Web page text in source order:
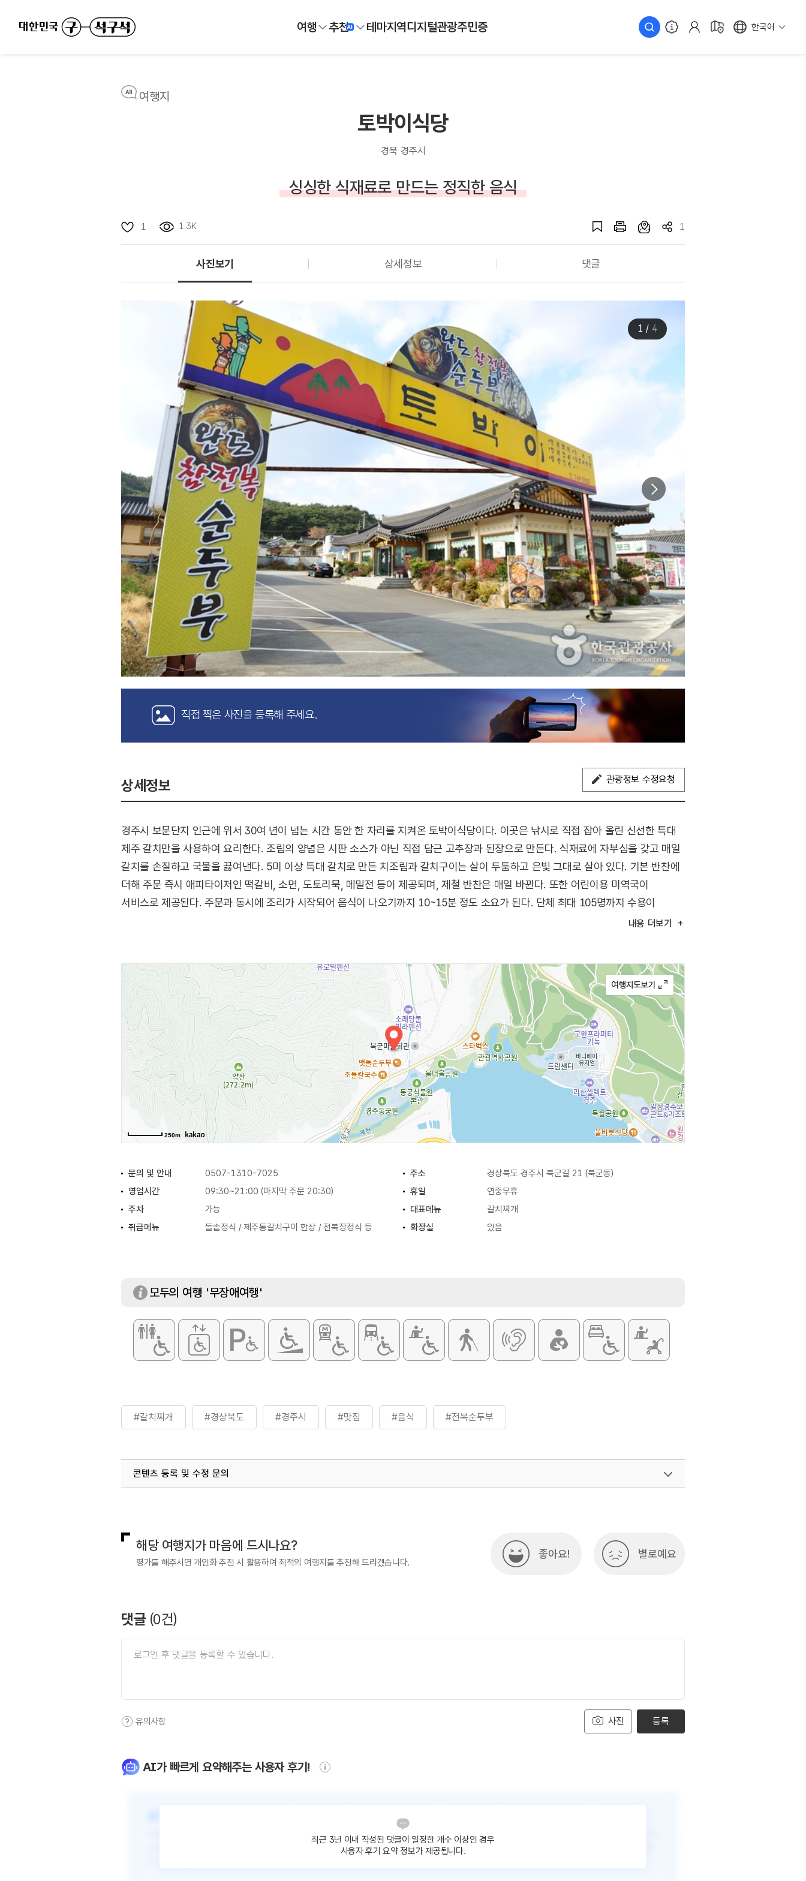
여행 추천 테마지역디지털관광주민증 한국어
여행지
토박이식당
경북 경주시
싱싱한 식재료로 만드는 정직한 음식
1 1.3K 1
사진보기 상세정보 댓글
1 / 4
직접 찍은 사진을 등록해 주세요.
상세정보 관광정보 수정요청
경주시 보문단지 인근에 위서 30여 년이 넘는 시간 동안 한 자리를 지켜온 토박이식당이다. 이곳은 낚시로 직접 잡아 올린 신선한 특대
제주 갈치만을 사용하여 요리한다. 조림의 양념은 시판 소스가 아닌 직접 담근 고추장과 된장으로 만든다. 식재료에 자부심을 갖고 매일
갈치를 손질하고 국물을 끓여낸다. 5미 이상 특대 갈치로 만든 치조림과 갈치구이는 살이 두툼하고 은빛 그대로 살아 있다. 기본 반찬에
더해 주문 즉시 애피타이저인 떡갈비, 소면, 도토리묵, 메밀전 등이 제공되며, 제철 반찬은 매일 바뀐다. 또한 어린이용 미역국이
서비스로 제공된다. 주문과 동시에 조리가 시작되어 음식이 나오기까지 10~15분 정도 소요가 된다. 단체 최대 105명까지 수용이
내용 더보기
250m
문의 및 안내 0507-1310-7025 주소
경상북도 경주시 북군길 21 (북군동)
영업시간
09:30~21:00 (마지막 주문 20:30) 휴일
연중무휴
주차
가능 대표메뉴
갈치찌개
취급메뉴
돌솥정식 / 제주통갈치구이 한상 / 전복장정식 등 화장실 있음
모두의 여행 '무장애여행'
#갈치찌개 #경상북도 #경주시 #맛집 #음식 #전복순두부
콘텐츠 등록 및 수정 문의
해당 여행지가 마음에 드시나요?
평가를 해주시면 개인화 추천 시 활용하여 최적의 여행지를 추천해 드리겠습니다.
좋아요! 별로예요
댓글 (0건)
사진
유의사항 등록
AI가 빠르게 요약해주는 사용자 후기!
최근 3년 이내 작성된 댓글이 일정한 개수 이상인 경우
사용자 후기 요약 정보가 제공됩니다.